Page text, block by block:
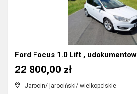
Ford Focus 1.0 Lift ,
Jarocin/ jarociński/ wielkopolskie
22 800,00 zł